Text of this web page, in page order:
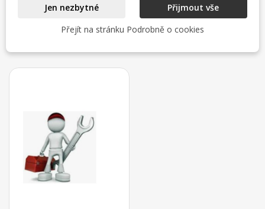
Mohlo by vás také
zajímat
Jen nezbytné
Přijmout vše
Přejít na stránku Podrobně o cookies